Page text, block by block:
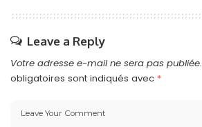
Leave a Reply
Votre adresse e-mail ne sera pas publiée.
obligatoires sont indiqués avec *